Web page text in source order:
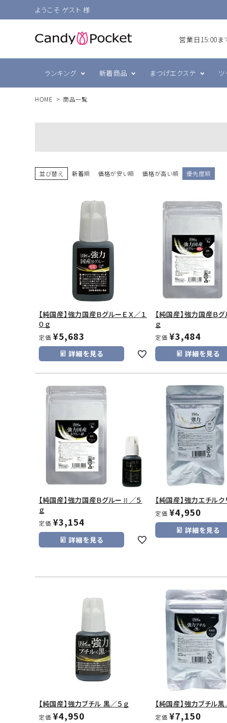
ようこそ ゲスト 様
営業日15:00ま
ランキング 新着商品 まつげエクステ
HOME 商品一覧
並び替え 新着順 価格が安い順 価格が高い順 優先度順
【純国産】強力国産ＢグルーＥＸ／１
０ｇ
定価 ¥5,683
詳細を見る
【純国産】強力国産Ｂグ
ｇ
定価 ¥3,484
詳細を見る
【純国産】強力国産ＢグルーⅡ／５
ｇ
定価 ¥3,154
詳細を見る
【純国産】強力エチルク
定価 ¥4,950
詳細を見る
【純国産】強力ブチル 黒／５ｇ
定価 ¥4,950
【純国産】強力ブチル黒
定価 ¥7,150